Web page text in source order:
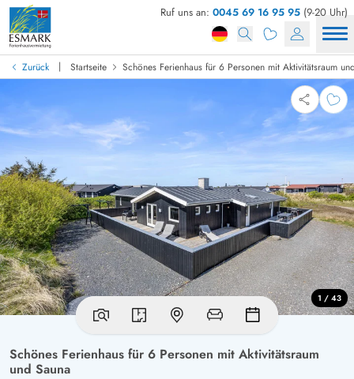
Ruf uns an: 0045 69 16 95 95 (9-20 Uhr)
Zurück | Startseite Schönes Ferienhaus für 6 Personen mit Aktivitätsraum
Schönes Ferienhaus für 6 Personen mit Aktivitätsraum
und Sauna
1 / 43